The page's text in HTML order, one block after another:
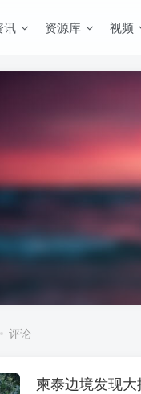
讯 资源库 视频
评论
柬泰边境发现